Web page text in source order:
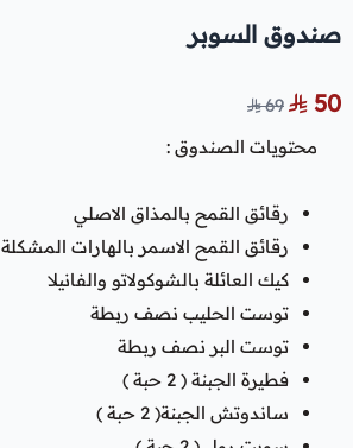
صندوق السوبر
50
69
محتويات الصندوق :
رقائق القمح بالمذاق الاصلي
رقائق القمح الاسمر بالهارات المشكلة
كيك العائلة بالشوكولاتو والفانيلا
توست الحليب نصف ربطة
توست البر نصف ربطة
فطيرة الجبنة ( 2 حبة )
ساندوتش الجبنة( 2 حبة )